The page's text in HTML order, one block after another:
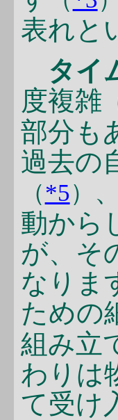
表れと
タイ
度複雑
部分も
過去の
（*5）
動から
が、そ
なりま
ための
組み立
わりは
て受け